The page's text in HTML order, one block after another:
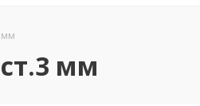
мм
мм